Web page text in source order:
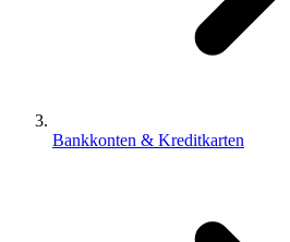
Bankkonten & Kreditkarten